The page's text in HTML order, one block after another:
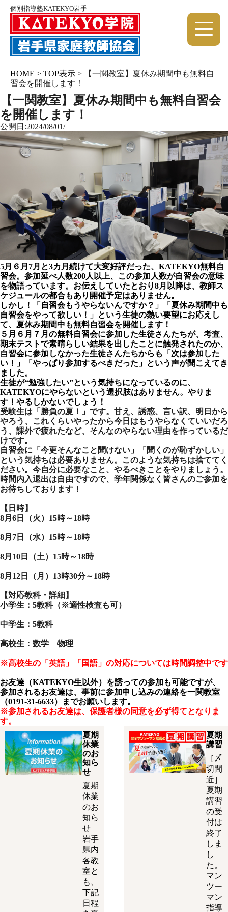
個別指導塾KATEKYO岩手
HOME > TOP表示 >
【一関教室】夏休み期間中も無料自
習会を開催します！
【一関教室】夏休み期間中も無料自習会
を開催します！
公開日:2024/08/01/
5月６月7月と3カ月続けて大変好評だった、KATEKYO無料自
習会。参加延べ人数200人以上、この参加人数が自習会の意味
を物語っています。お伝えしていたとおり8月以降は、教師ス
ケジュールの都合もあり開催予定はありません。
しかし！
「自習会もうやらないんですか？」「夏休み期間中も
自習会をやって欲しい！」という生徒の熱い要望にお応えし
て、夏休み期間中も無料自習会を開催します！
５月６月７月の無料自習会に参加した生徒さんたちが、考査、
期末テストで素晴らしい結果を出したことに触発されたのか、
自習会に参加しなかった生徒さんたちからも「次は参加した
い！」「やっぱり参加するべきだった」という声が聞こえてき
ました。
生徒が“勉強したい”という気持ちになっているのに、
KATEKYOにやらないという選択肢はありません。やりま
す！やるしかないでしょう！
受験生は「勝負の夏！」です。甘え、誘惑、言い訳、明日から
やろう、これくらいやったから今日はもうやらなくていいだろ
う、課外で疲れたなど、そんなのやらない理由を作っているだ
けです。
自習会に「今更そんなこと聞けない」「聞くのが恥ずかしい」
という気持ちは必要ありません。このような気持ちは捨ててく
ださい。今自分に必要なこと、やるべきことをやりましょう。
時間内入退出は自由ですので、学年関係なく皆さんのご参加を
お待ちしております！
【日時】
8月6日（火） 15時～18時
8月7日（水）15時～18時
8月10日（土）15時～18時
8月12日（月）13時30分～18時
【対応教科・詳細】
小学生：5教科（※適性検査も可）
中学生：5教科
高校生：数学 物理
※高校生の「英語」「国語」の対応については時間調整中です
お友達（KATEKYO生以外）を誘っての参加も可能ですが、
参加されるお友達は、事前に参加申し込みの連絡を一関教室
（0191-31-6633）までお願いします。
※参加されるお友達は、保護者様の同意を必ず得てとなりま
す。
夏期
休業
のお
知ら
せ
夏期
休業
のお
知ら
せ
岩手
県内
各教
室と
も、
下記
日程
夏期
講習
［〆
切間
近］
夏期
講習
の受
付は
終了
しま
し
た。
マン
ツー
マン
指導